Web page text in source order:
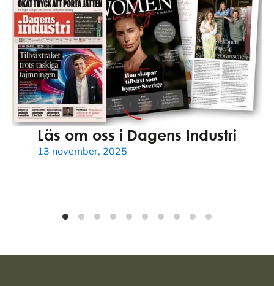
Läs om oss i Dagens Industri
13 november, 2025